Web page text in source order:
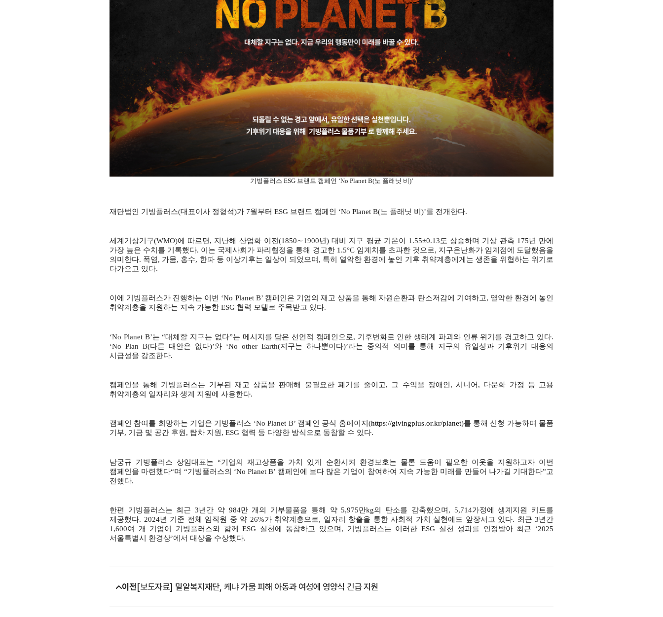
기빙플러스 ESG 브랜드 캠페인 ‘No Planet B(노 플래닛 비)’
재단법인 기빙플러스(대표이사 정형석)가 7월부터 ESG 브랜드 캠페인 ‘No Planet B(노 플래닛 비 )’를 전개한다.
세계기상기구(WMO)에 따르면 , 지난해 산업화 이전(1850∼1900년)대비 지구 평균 기온이 1.55±0.13도 상승하며 기상 관측 175년 만에
가장 높은 수치를 기록했다. 이는 국제사회가 파리협정을 통해 경고한1.5°C 임계치를 초과한 것으로, 지구온난화가 임계점에 도달했음을
의미한다. 폭염, 가뭄, 홍수, 한파 등 이상기후는 일상이 되었으며 , 특히 열악한 환경에 놓인 기후 취약계층에게는 생존을 위협하는 위기로
다가오고 있다.
이에 기빙플러스가 진행하는 이번 ‘No Planet B’ 캠페인은 기업의 재고 상품을 통해 자원순환과 탄소저감에 기여하고, 열악한 환경에 놓인
취약계층을 지원하는 지속 가능한 ESG 협력 모델로 주목받고 있다.
‘No Planet B’는 “대체할 지구는 없다”는 메시지를 담은 선언적 캠페인으로, 기후변화로 인한 생태계 파괴와 인류 위기를 경고하고 있다.
‘No Plan B(다른 대안은 없다)’와 ‘No other Earth(지구는 하나뿐이다)’라는 중의적 의미를 통해 지구의 유일성과 기후위기 대응의
시급성을 강조한다.
캠페인을 통해 기빙플러스는 기부된 재고 상품을 판매해 불필요한 폐기를 줄이고, 그 수익을 장애인 ,시니어 , 다문화 가정 등 고용
취약계층의 일자리와 생계 지원에 사용한다.
캠페인 참여를 희망하는 기업은 기빙플러스 ‘No Planet B’ 캠페인 공식 홈페이지 (https://givingplus.or.kr/planet)를 통해 신청 가능하며 물품
기부, 기금 및 공간 후원, 탑차 지원, ESG 협력 등 다양한 방식으로 동참할 수 있다.
남궁규 기빙플러스 상임대표는 “기업의 재고상품을 가치 있게 순환시켜 환경보호는 물론 도움이 필요한 이웃을 지원하고자 이번
캠페인을 마련했다“며 “기빙플러스의 ‘No Planet B’ 캠페인에 보다 많은 기업이 참여하여 지속 가능한 미래를 만들어 나가길 기대한다”고
전했다.
한편 기빙플러스는 최근 3년간 약984만 개의 기부물품을 통해 약5,975만kg의 탄소를 감축했으며 , 5,714가정에 생계지원 키트를
제공했다. 2024년 기준 전체 임직원 중 약 26%가 취약계층으로, 일자리 창출을 통한 사회적 가치 실현에도 앞장서고 있다. 최근 3년간
1,600여 개 기업이 기빙플러스와 함께 ESG 실천에 동참하고 있으며 , 기빙플러스는 이러한 ESG 실천 성과를 인정받아 최근 ‘2025
서울특별시 환경상’에서 대상을 수상했다.
이전[보도자료] 밀알복지재단, 케냐 가뭄 피해 아동과 여성에 영양식 긴급 지원